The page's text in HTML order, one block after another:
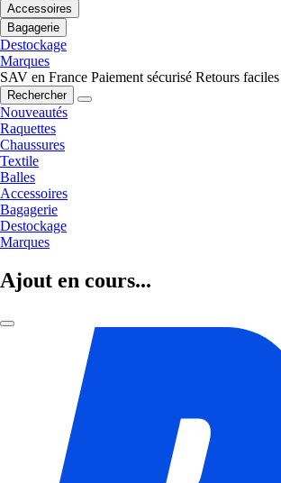
Accessoires
Bagagerie
Destockage
Marques
SAV en France Paiement sécurisé Retours faciles
Rechercher
Nouveautés
Raquettes
Chaussures
Textile
Balles
Accessoires
Bagagerie
Destockage
Marques
Ajout en cours...